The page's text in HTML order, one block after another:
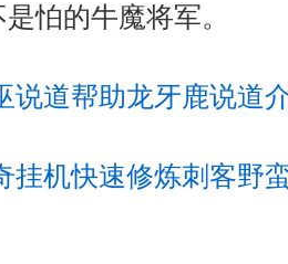
怕的牛魔将军。
说道帮助龙牙鹿说道
挂机快速修炼刺客野